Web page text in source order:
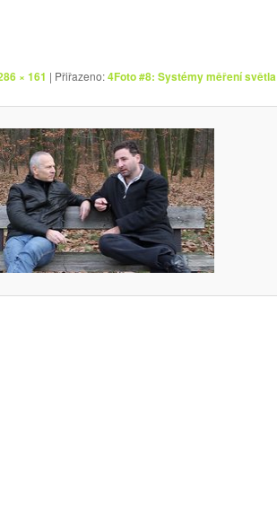
× 161 | Přiřazeno:4Foto #8: Systémy měření světla